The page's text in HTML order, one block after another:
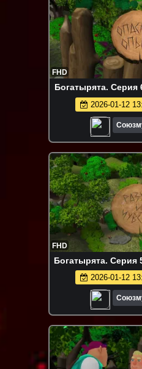
FHD
Богатырята.
2026-01-12
FHD
Богатырята. Серия
2026-01-12